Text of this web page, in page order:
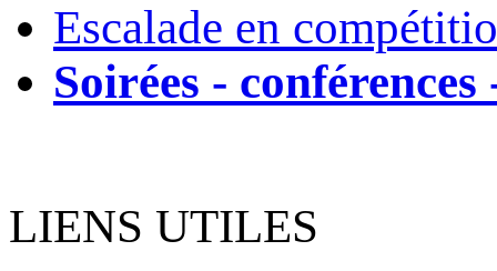
Escalade en
Soirées - conférences
LIENS UTILES